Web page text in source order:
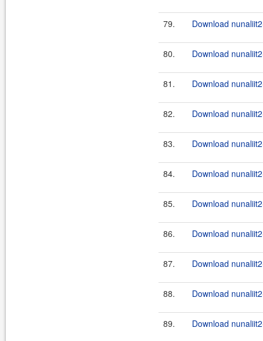
79. Download
80. Download
81. Download
82. Download
83. Download
84. Download
85. Download
86. Download
87. Download
88. Download
89. Download